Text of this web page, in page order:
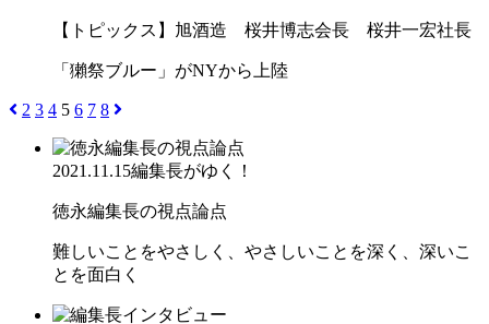
【トピックス】旭酒造 桜井博志会長 桜井一宏社長
「獺祭ブルー」がNYから上陸
2 3 4 5 6 7 8
2021.11.15編集長がゆく！
徳永編集長の視点論点
難しいことをやさしく、やさしいことを深く、深いこ
とを面白く